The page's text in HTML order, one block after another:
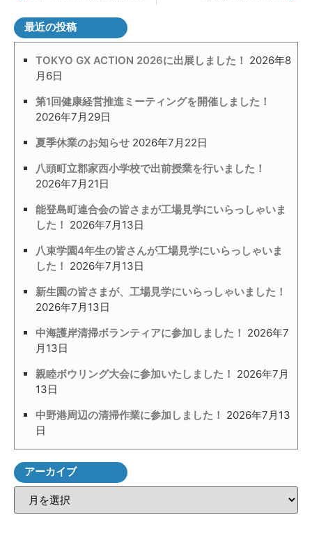
最近の投稿
TOKYO GX ACTION 2026に出展しました！ 2026年8
月6日
第1回健康経営推進ミーティングを開催しました！
2026年7月29日
夏季休業のお知らせ 2026年7月22日
八頭町立郡家西小学校で出前授業を行いました！
2026年7月21日
能登島町連合会の皆さまが工場見学にいらっしゃいま
した！ 2026年7月13日
八束学園4年生の皆さんが工場見学にいらっしゃいま
した！ 2026年7月13日
新生園の皆さまが、工場見学にいらっしゃいました！
2026年7月13日
中海護岸清掃ボランティアに参加しました！ 2026年7
月13日
親睦ボウリング大会に参加いたしました！ 2026年7月
13日
中野港周辺の清掃作業に参加しました！ 2026年7月13
日
アーカイブ